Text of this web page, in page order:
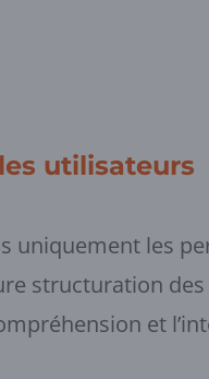
utilisateurs
uniquement les
structuration
et